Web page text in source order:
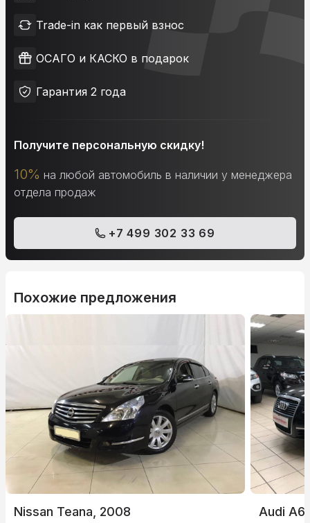
Trade-in как первый взнос
ОСАГО и КАСКО в подарок
Гарантия 2 года
Получите персональную скидку!
10% на любой автомобиль в наличии у менеджера
отдела продаж
+7 499 302 33 69
Похожие предложения
Nissan Teana, 2008 Audi